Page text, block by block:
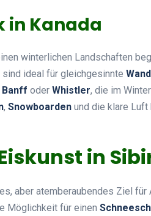
in Kanada
winterlichen Landschaften
sind ideal für gleichgesinnte
Banff oder Whistler, die im
, Snowboarden und die klare Luft
in
aber atemberaubendes Ziel
Möglichkeit für einen